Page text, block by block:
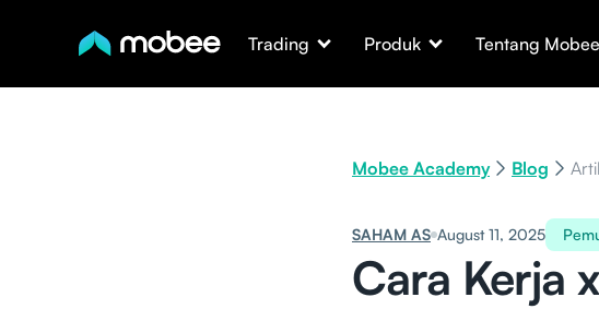
Trading Produk Tentang Mobee
Mobee Academy Blog
SAHAM AS August 11, 2025
Cara Kerja